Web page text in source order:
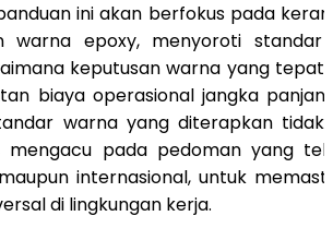
ini akan berfokus pada
warna epoxy, menyoroti standar
keputusan warna yang
biaya operasional jangka
warna yang diterapkan tidak
mengacu pada pedoman yang
internasional, untuk
di lingkungan kerja.